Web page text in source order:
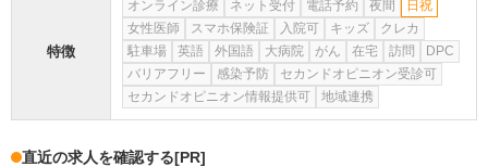
特徴
オンライン診療 ネット受付 電話予約 夜間
日祝
女性医師
スマホ保険証 入院可 キッズ
クレカ
駐車場
英語 外国語 大病院 がん 在宅 訪問
DPC
バリアフリー
感染予防
セカンドオピニオン受診可
セカンドオピニオン情報提供可
地域連携
直近の求人を確認する[PR]